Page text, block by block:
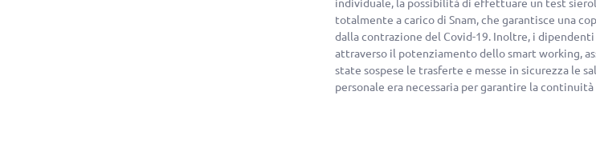
individuale, la possibilità di effettuare un test
totalmente a carico di Snam, che garantisce una
dalla contrazione del Covid-19. Inoltre, i
attraverso il potenziamento dello smart working,
state sospese le trasferte e messe in sicurezza le
personale era necessaria per garantire la